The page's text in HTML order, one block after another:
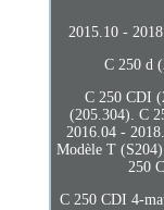
2015.10 -
C 250 d
C 250 CDI
(205.304). C
2016.04 -
Modèle T
250
C 250 CDI 4-